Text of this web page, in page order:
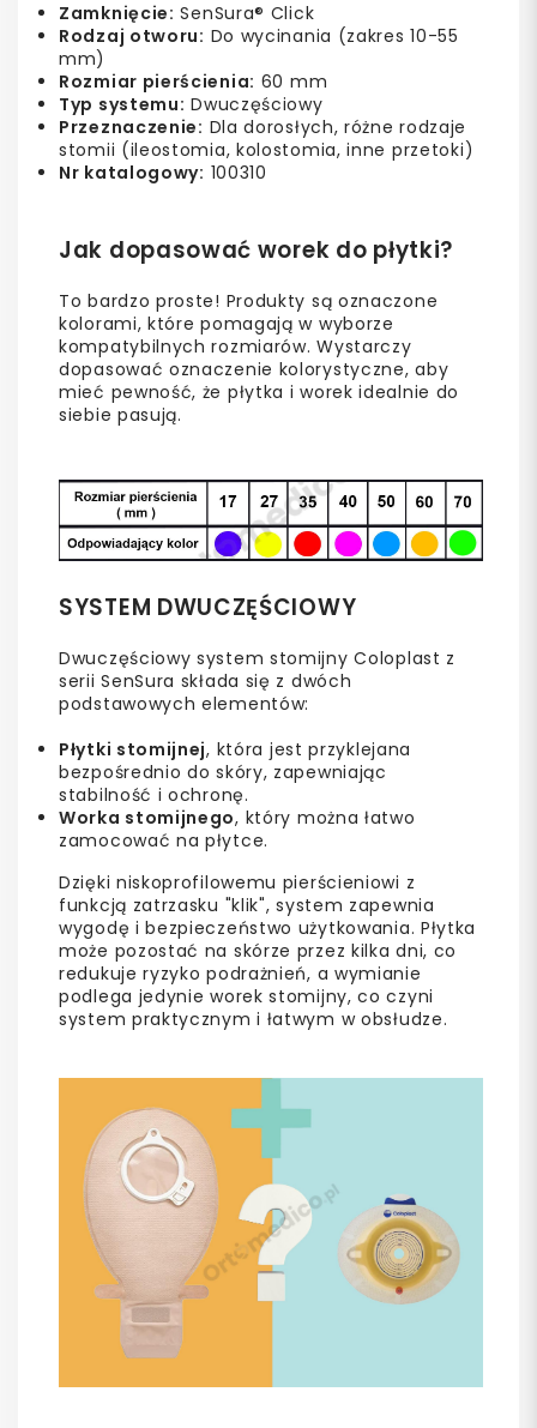
Zamknięcie: SenSura® Click
Rodzaj otworu: Do wycinania (zakres 10-55
mm)
Rozmiar pierścienia: 60 mm
Typ systemu: Dwuczęściowy
Przeznaczenie: Dla dorosłych, różne rodzaje
stomii (ileostomia, kolostomia, inne przetoki)
Nr katalogowy: 100310
Jak dopasować worek do płytki?
To bardzo proste! Produkty są oznaczone
kolorami, które pomagają w wyborze
kompatybilnych rozmiarów. Wystarczy
dopasować oznaczenie kolorystyczne, aby
mieć pewność, że płytka i worek idealnie do
siebie pasują.
SYSTEM DWUCZĘŚCIOWY
Dwuczęściowy system stomijny Coloplast z
serii SenSura składa się z dwóch
podstawowych elementów:
Płytki stomijnej, która jest przyklejana
bezpośrednio do skóry, zapewniając
stabilność i ochronę.
Worka stomijnego, który można łatwo
zamocować na płytce.
Dzięki niskoprofilowemu pierścieniowi z
funkcją zatrzasku "klik", system zapewnia
wygodę i bezpieczeństwo użytkowania. Płytka
może pozostać na skórze przez kilka dni, co
redukuje ryzyko podrażnień, a wymianie
podlega jedynie worek stomijny, co czyni
system praktycznym i łatwym w obsłudze.